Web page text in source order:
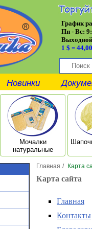
График
Пн - Вс:
1 $ =
Новинки
Мочалки
натуральные
Главная / Карта
Карта сайта
Главная
Контакты